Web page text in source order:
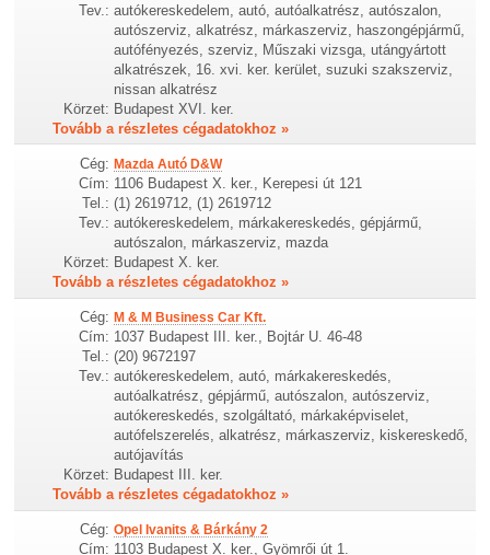
Tev.: autókereskedelem, autó, autóalkatrész, autószalon,
autószerviz, alkatrész, márkaszerviz, haszongépjármű,
autófényezés, szerviz, Műszaki vizsga, utángyártott
alkatrészek, 16. xvi. ker. kerület, suzuki szakszerviz,
nissan alkatrész
Körzet: Budapest XVI. ker.
Tovább a részletes cégadatokhoz »
Cég: Mazda Autó D&W
Cím: 1106 Budapest X. ker., Kerepesi út 121
Tel.: (1) 2619712, (1) 2619712
Tev.: autókereskedelem, márkakereskedés, gépjármű,
autószalon, márkaszerviz, mazda
Körzet: Budapest X. ker.
Tovább a részletes cégadatokhoz »
Cég: M & M Business Car Kft.
Cím: 1037 Budapest III. ker., Bojtár U. 46-48
Tel.: (20) 9672197
Tev.: autókereskedelem, autó, márkakereskedés,
autóalkatrész, gépjármű, autószalon, autószerviz,
autókereskedés, szolgáltató, márkaképviselet,
autófelszerelés, alkatrész, márkaszerviz, kiskereskedő,
autójavítás
Körzet: Budapest III. ker.
Tovább a részletes cégadatokhoz »
Cég: Opel Ivanits & Bárkány 2
Cím: 1103 Budapest X. ker., Gyömrői út 1.